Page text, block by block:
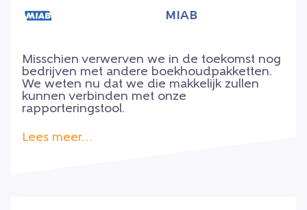
MIAB
Misschien verwerven we in de toekomst nog
bedrijven met andere boekhoudpakketten.
We weten nu dat we die makkelijk zullen
kunnen verbinden met onze
rapporteringstool.
Lees meer…